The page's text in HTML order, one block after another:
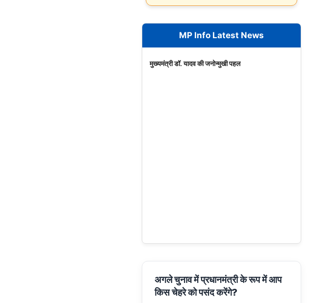
MP Info Latest News
मुख्यमंत्री डॉ. यादव की जनोन्मुखी पहल
अगले चुनाव में प्रधानमंत्री के रूप में आप
किस चेहरे को पसंद करेंगे?